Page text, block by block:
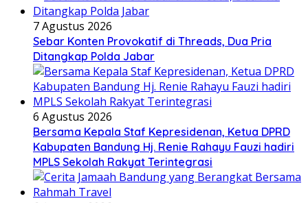
7 Agustus 2026
Sebar Konten Provokatif di Threads, Dua Pria
Ditangkap Polda Jabar
6 Agustus 2026
Bersama Kepala Staf Kepresidenan, Ketua DPRD
Kabupaten Bandung Hj. Renie Rahayu Fauzi hadiri
MPLS Sekolah Rakyat Terintegrasi